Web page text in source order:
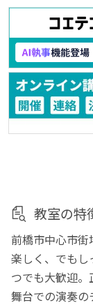
教室の特
前橋市中心市街
楽しく、でも
つでも大歓迎。
舞台での演奏